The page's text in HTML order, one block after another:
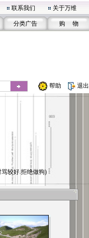
联系我们 关于万维
分类广告 购 物
帮助 退出
较好.拒绝做狗)